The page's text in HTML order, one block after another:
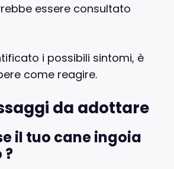
essere consultato
i possibili sintomi, è
come reagire.
da adottare
il tuo cane ingoia
?